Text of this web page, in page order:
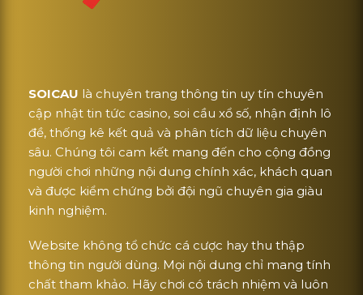
SOICAU là chuyên trang thông tin uy tín chuyên
cập nhật tin tức casino, soi cầu xổ số, nhận định lô
đề, thống kê kết quả và phân tích dữ liệu chuyên
sâu. Chúng tôi cam kết mang đến cho cộng đồng
người chơi những nội dung chính xác, khách quan
và được kiểm chứng bởi đội ngũ chuyên gia giàu
kinh nghiệm.
Website không tổ chức cá cược hay thu thập
thông tin người dùng. Mọi nội dung chỉ mang tính
chất tham khảo. Hãy chơi có trách nhiệm và luôn